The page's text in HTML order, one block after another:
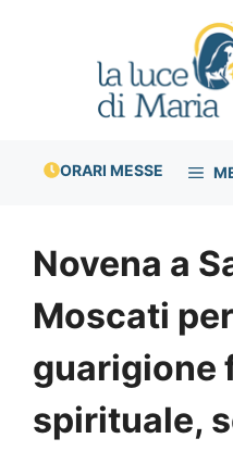
ORARI MESSE
Novena a
Moscati
guarigione
spirituale,